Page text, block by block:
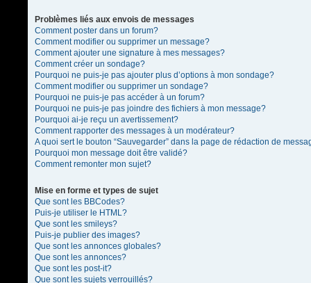
Problèmes liés aux envois de messages
Comment poster dans un forum?
Comment modifier ou supprimer un message?
Comment ajouter une signature à mes messages?
Comment créer un sondage?
Pourquoi ne puis-je pas ajouter plus d’options à mon sondage?
Comment modifier ou supprimer un sondage?
Pourquoi ne puis-je pas accéder à un forum?
Pourquoi ne puis-je pas joindre des fichiers à mon message?
Pourquoi ai-je reçu un avertissement?
Comment rapporter des messages à un modérateur?
A quoi sert le bouton “Sauvegarder” dans la page de rédaction de
Pourquoi mon message doit être validé?
Comment remonter mon sujet?
Mise en forme et types de sujet
Que sont les BBCodes?
Puis-je utiliser le HTML?
Que sont les smileys?
Puis-je publier des images?
Que sont les annonces globales?
Que sont les annonces?
Que sont les post-it?
Que sont les sujets verrouillés?